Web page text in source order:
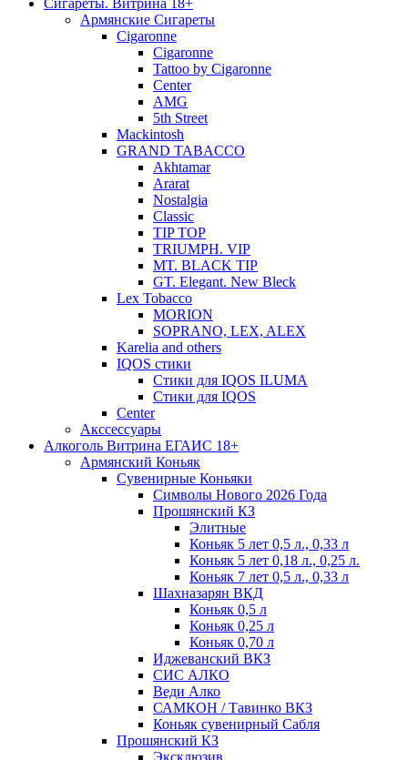
Сигареты. Витрина 18+
Армянские Сигареты
Cigaronne
Cigaronne
Tattoo by Cigaronne
Center
AMG
5th Street
Mackintosh
GRAND TABACCO
Akhtamar
Ararat
Nostalgia
Classic
TIP TOP
TRIUMPH. VIP
MT. BLACK TIP
GT. Elegant. New Bleck
Lex Tobacco
MORION
SOPRANO, LEX, ALEX
Karelia and others
IQOS стики
Стики для IQOS ILUMA
Стики для IQOS
Сenter
Акссессуары
Алкоголь Витрина ЕГАИС 18+
Армянский Коньяк
Сувенирные Коньяки
Символы Нового 2026 Года
Прошянский КЗ
Элитные
Коньяк 5 лет 0,5 л., 0,33 л
Коньяк 5 лет 0,18 л., 0,25 л.
Коньяк 7 лет 0,5 л., 0,33 л
Шахназарян ВКД
Коньяк 0,5 л
Коньяк 0,25 л
Коньяк 0,70 л
Иджеванский ВКЗ
СИС АЛКО
Веди Алко
САМКОН / Тавинко ВКЗ
Коньяк сувенирный Сабля
Прошянский КЗ
Эксклюзив